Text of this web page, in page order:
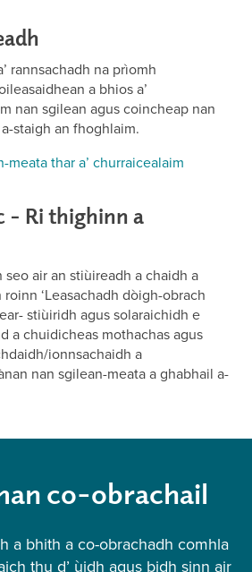
rannsachadh na prìomh
a bhios a’
nan sgilean agus coincheap nan
staigh an fhoghlaim.
meata thar a’ churraicealaim
- Ri thighinn a
air an stiùireadh a chaidh a
‘Leasachadh dòigh-obrach
stiùiridh agus solaraichidh e
a chuidicheas mothachas agus
ionnsachaidh a
nan sgilean-meata a ghabhail a-
co-obrachail
a bhith a co-obrachadh comhla
thu d’ ùidh agus bidh sinn air